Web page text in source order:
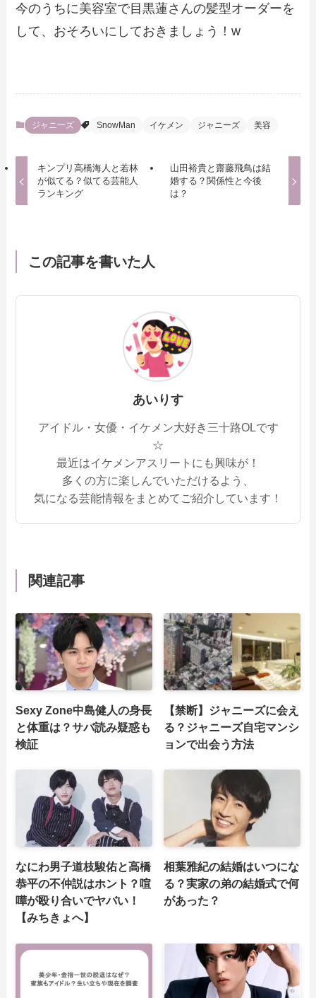
今のうちに美容室で目黒蓮さんの髪型オーダーを
して、おそろいにしておきましょう！w
ジャニーズ SnowMan イケメン ジャニーズ 美容
キンプリ高橋海人と若林
が似てる？似てる芸能人
ランキング
山田裕貴と齋藤飛鳥は結
婚する？関係性と今後
は？
この記事を書いた人
あいりす
アイドル・女優・イケメン大好き三十路OLです
☆
最近はイケメンアスリートにも興味が！
多くの方に楽しんでいただけるよう、
気になる芸能情報をまとめてご紹介しています！
関連記事
Sexy Zone中島健人の身長
と体重は？サバ読み疑惑も
検証
【禁断】ジャニーズに会え
る？ジャニーズ自宅マンシ
ョンで出会う方法
なにわ男子道枝駿佑と高橋
恭平の不仲説はホント？喧
嘩が殴り合いでヤバい！
【みちきょへ】
相葉雅紀の結婚はいつにな
る？実家の弟の結婚式で何
があった？